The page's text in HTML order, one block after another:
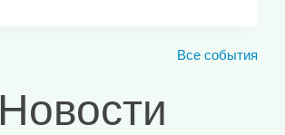
Все события
Новости